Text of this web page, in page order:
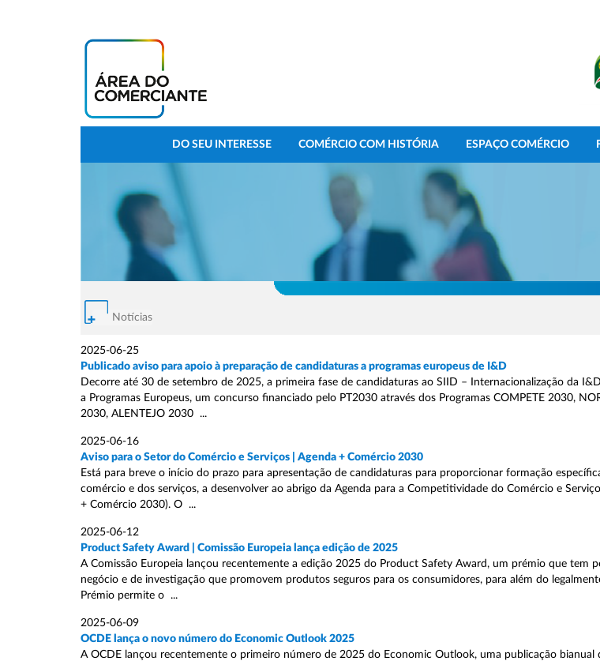
DO SEU INTERESSE COMÉRCIO COM HISTÓRIA ESPAÇO COMÉRCIO
Notícias
2025-06-25
Publicado aviso para apoio à preparação de candidaturas a programas europeus de I&D
Decorre até 30 de setembro de 2025, a primeira fase de candidaturas ao SIID – Internacionalização da
a Programas Europeus, um concurso financiado pelo PT2030 através dos Programas COMPETE 2030,
2030, ALENTEJO 2030 ...
2025-06-16
Aviso para o Setor do Comércio e Serviços | Agenda + Comércio 2030
Está para breve o início do prazo para apresentação de candidaturas para proporcionar formação
comércio e dos serviços, a desenvolver ao abrigo da Agenda para a Competitividade do Comércio e
+ Comércio 2030). O ...
2025-06-12
Product Safety Award | Comissão Europeia lança edição de 2025
A Comissão Europeia lançou recentemente a edição 2025 do Product Safety Award, um prémio que tem
negócio e de investigação que promovem produtos seguros para os consumidores, para além do
Prémio permite o ...
2025-06-09
OCDE lança o novo número do Economic Outlook 2025
A OCDE lançou recentemente o primeiro número de 2025 do Economic Outlook, uma publicação bianual